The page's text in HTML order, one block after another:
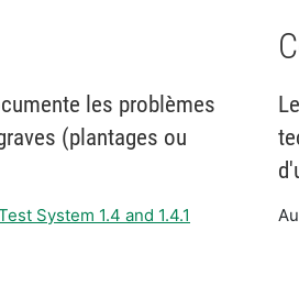
les problèmes
(plantages ou
System 1.4 and 1.4.1